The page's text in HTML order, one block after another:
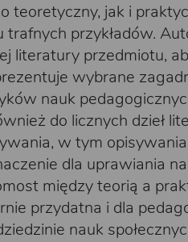
jak i
przykładów.
literatury przedmiotu,
wybrane
nauk
do licznych dzieł
w tym
dla uprawiania
między teorią a
przydatna i dla
nauk